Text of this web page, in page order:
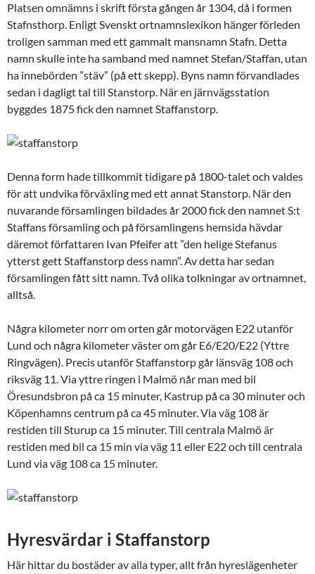
Platsen omnämns i skrift första gången år 1304, då i formen
Stafnsthorp. Enligt Svenskt ortnamnslexikon hänger förleden
troligen samman med ett gammalt mansnamn Stafn. Detta
namn skulle inte ha samband med namnet Stefan/Staffan, utan
ha innebörden ”stäv” (på ett skepp). Byns namn förvandlades
sedan i dagligt tal till Stanstorp. När en järnvägsstation
byggdes 1875 fick den namnet Staffanstorp.
Denna form hade tillkommit tidigare på 1800-talet och valdes
för att undvika förväxling med ett annat Stanstorp. När den
nuvarande församlingen bildades år 2000 fick den namnet S:t
Staffans församling och på församlingens hemsida hävdar
däremot författaren Ivan Pfeifer att ”den helige Stefanus
ytterst gett Staffanstorp dess namn”. Av detta har sedan
församlingen fått sitt namn. Två olika tolkningar av ortnamnet,
alltså.
Några kilometer norr om orten går motorvägen E22 utanför
Lund och några kilometer väster om går E6/E20/E22 (Yttre
Ringvägen). Precis utanför Staffanstorp går länsväg 108 och
riksväg 11. Via yttre ringen i Malmö når man med bil
Öresundsbron på ca 15 minuter, Kastrup på ca 30 minuter och
Köpenhamns centrum på ca 45 minuter. Via väg 108 är
restiden till Sturup ca 15 minuter. Till centrala Malmö är
restiden med bil ca 15 min via väg 11 eller E22 och till centrala
Lund via väg 108 ca 15 minuter.
Hyresvärdar i Staffanstorp
Här hittar du bostäder av alla typer, allt från hyreslägenheter